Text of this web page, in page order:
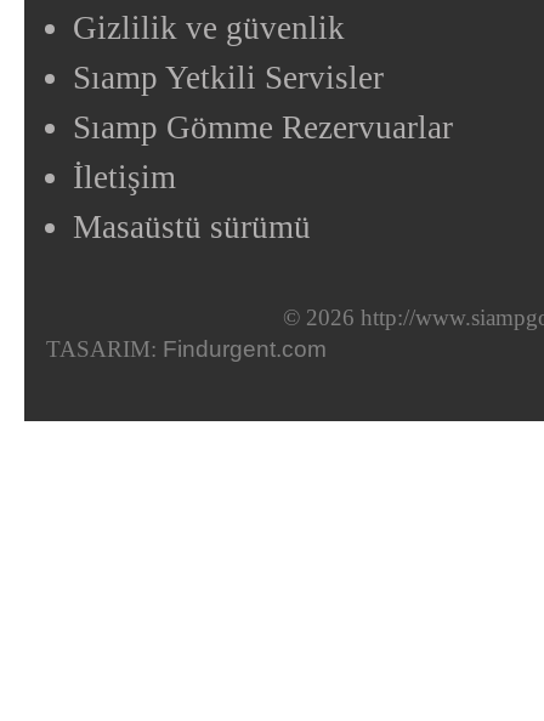
Gizlilik ve güvenlik
Sıamp Yetkili Servisler
Sıamp Gömme Rezervuarlar
İletişim
Masaüstü sürümü
© 2026 http://
TASARIM: Findurgent.com